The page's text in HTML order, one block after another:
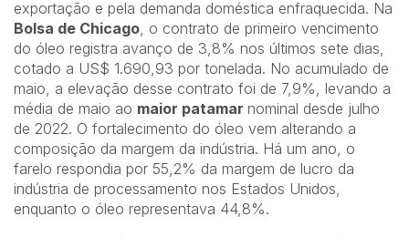
exportação e pela demanda doméstica enfraquecida. Na
Bolsa de Chicago, o contrato de primeiro vencimento
do óleo registra avanço de 3,8% nos últimos sete dias,
cotado a US$ 1.690,93 por tonelada. No acumulado de
maio, a elevação desse contrato foi de 7,9%, levando a
média de maio ao maior patamar nominal desde julho
de 2022. O fortalecimento do óleo vem alterando a
composição da margem da indústria. Há um ano, o
farelo respondia por 55,2% da margem de lucro da
indústria de processamento nos Estados Unidos,
enquanto o óleo representava 44,8%.